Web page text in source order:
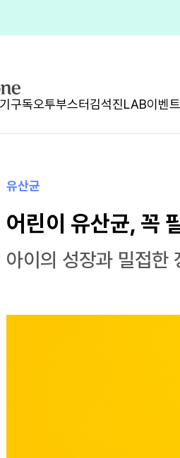
구독오투부스터김석진LAB이벤
유산균
어린이 유산균, 꼭
아이의 성장과 밀접한